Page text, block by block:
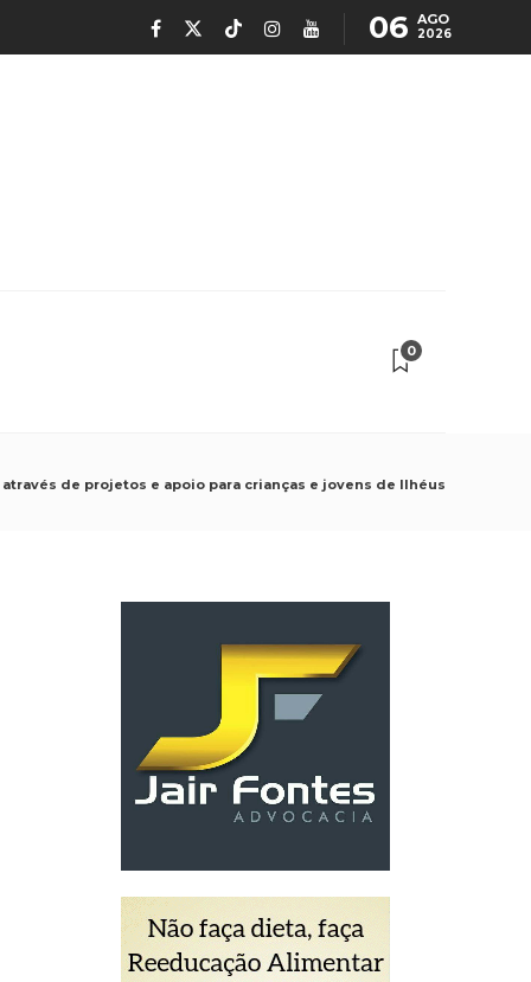
06 AGO
2026
0
de projetos e apoio para crianças e jovens de Ilhéus